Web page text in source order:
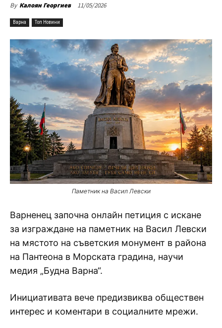
By Калоян Георгиев 11/05/2026
Варна Топ Новини
Паметник на Васил Левски
Варненец започна онлайн петиция с искане
за изграждане на паметник на Васил Левски
на мястото на съветския монумент в района
на Пантеона в Морската градина, научи
медия „Будна Варна“.
Инициативата вече предизвиква обществен
интерес и коментари в социалните мрежи.